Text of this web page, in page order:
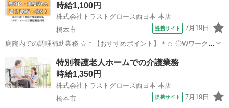
東京都・...
時給1,100円
株式会社トラストグロース西日本 本店
橋本市
提携サイト 7月19日
病院内での調理補助業務 ☆＊【おすすめポイント】＊☆ ◎Wワーク
可！ ◎週2日～勤務可！ ◎経験不問！ 業務内容：食材の仕込みや完成
した料理の盛り付け、使用後の食器や調理器具の洗浄など 利用者数：
300名前後 制服貸与：...
和歌山 橋本市 キッチン
特別養護老人ホームでの介護業務
時給1,350円
株式会社トラストグロース西日本 本店
橋本市
提携サイト 7月19日